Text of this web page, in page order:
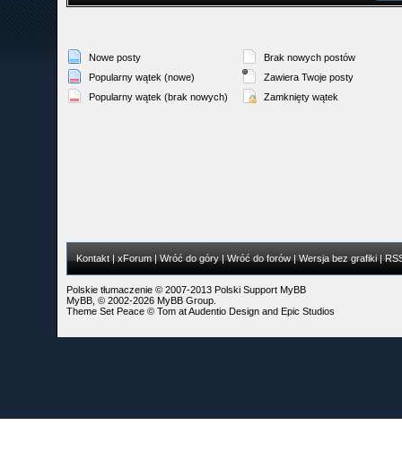
Nowe posty
Popularny wątek (nowe)
Popularny wątek (brak nowych)
Brak nowych postów
Zawiera Twoje posty
Zamknięty wątek
Kontakt| xForum| Wróć do góry| Wróć do forów| Wersja bez grafiki|
Polskie tłumaczenie © 2007-2013 Polski Support MyBB
MyBB, © 2002-2026 MyBB Group.
Theme Set Peace © TomatAudentio Designand Epic Studios